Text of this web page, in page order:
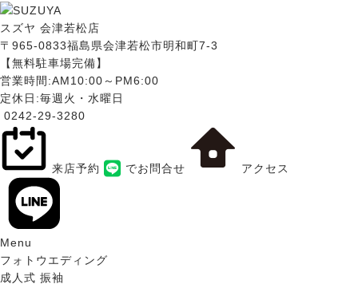
スズヤ 会津若松店
〒965-0833福島県会津若松市明和町7-3
【無料駐車場完備】
営業時間:AM10:00～PM6:00
定休日:毎週火・水曜日
0242-29-3280
来店予約 でお問合せ アクセス
Menu
フォトウエディング
成人式 振袖